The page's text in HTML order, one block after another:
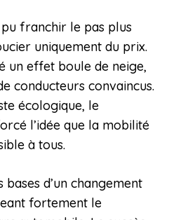
franchir le pas plus
uniquement du prix.
un effet boule de neige,
conducteurs convaincus.
écologique, le
l’idée que la mobilité
à tous.
d’un changement
fortement le